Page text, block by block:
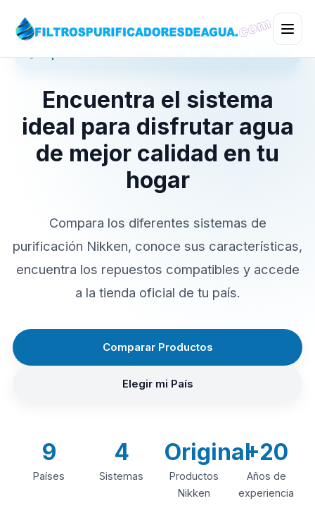
Encuentra el sistema
ideal para disfrutar agua
de mejor calidad en tu
hogar
Compara los diferentes sistemas de
purificación Nikken, conoce sus características,
encuentra los repuestos compatibles y accede
a la tienda oficial de tu país.
Comparar Productos
Elegir mi País
9
Países
4
Sistemas
Original
Productos
Nikken
+20
Años de
experiencia